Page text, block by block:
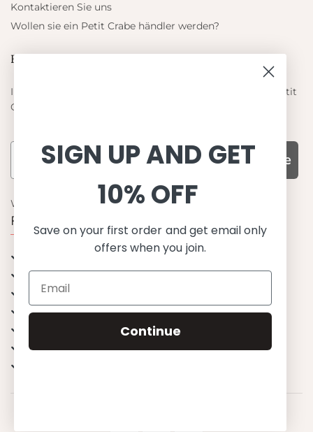
Kontaktieren Sie uns
Wollen sie ein Petit Crabe händler werden?
Blieb auf dem laufenden
Informieren Sie sich über die neuesten Angebote von Petit
Crabe
Subscribe
WARUM UNS WÄHLEN
Funktion, Qualität und Design
OEKO-TEX® zertifiziertes Stoffe
Materialien von bester Qualität
Stilvoll & Anspruchsvoll
Angenehm zu tragen
Mix&Match - Endlose Kombinationen
SIGN UP AND GET
10% OFF
Save on your first order and get email only
offers when you join.
Continue